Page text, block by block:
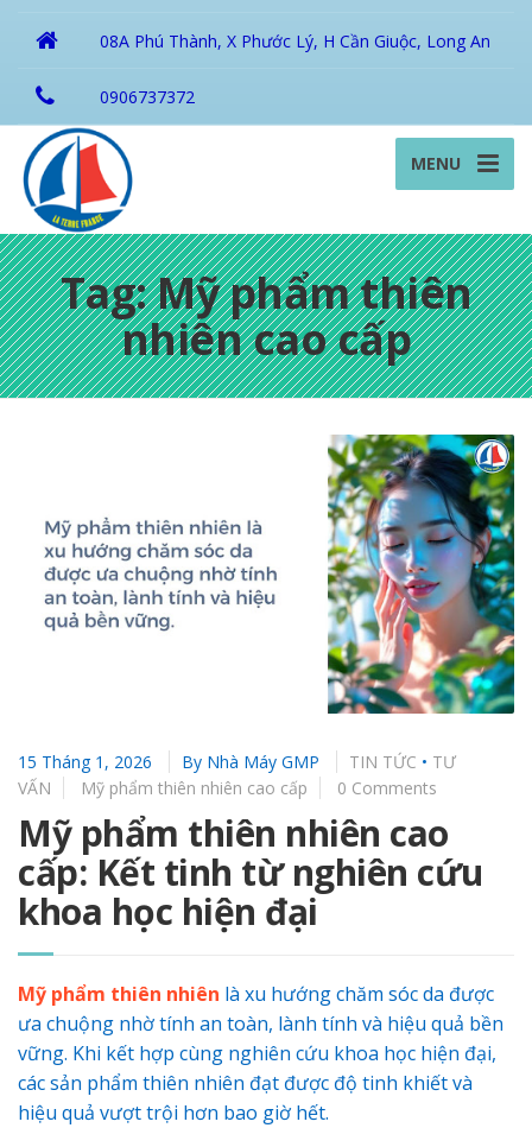
08A Phú Thành, X Phước Lý, H Cần Giuộc, Long An
0906737372
MENU
Tag: Mỹ phẩm thiên
nhiên cao cấp
15 Tháng 1, 2026 By Nhà Máy GMP TIN TỨC • TƯ
VẤN
Mỹ phẩm thiên nhiên cao cấp 0 Comments
Mỹ phẩm thiên nhiên cao
cấp: Kết tinh từ nghiên cứu
khoa học hiện đại
Mỹ phẩm thiên nhiên là xu hướng chăm sóc da được
ưa chuộng nhờ tính an toàn, lành tính và hiệu quả bền
vững. Khi kết hợp cùng nghiên cứu khoa học hiện đại,
các sản phẩm thiên nhiên đạt được độ tinh khiết và
hiệu quả vượt trội hơn bao giờ hết.